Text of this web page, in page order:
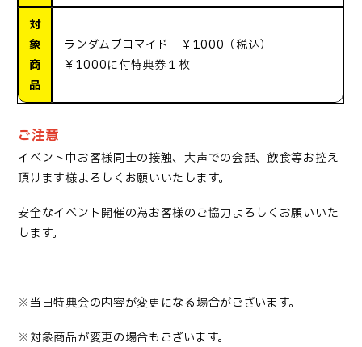
対
象
商
品
ランダムブロマイド ￥1000（税込）
￥1000に付特典券１枚
ご注意
イベント中お客様同士の接触、大声での会話、飲食等お控え
頂けます様よろしくお願いいたします。
安全なイベント開催の為お客様のご協力よろしくお願いいた
します。
※当日特典会の内容が変更になる場合がございます。
※対象商品が変更の場合もございます。